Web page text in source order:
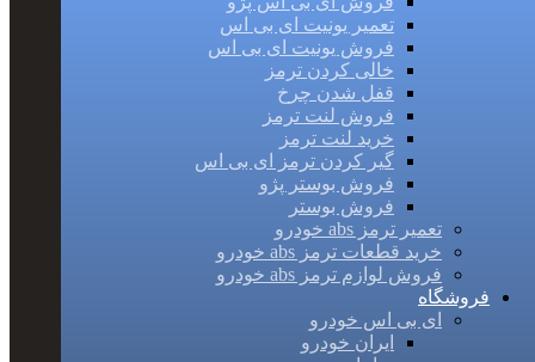
تعمیر یونیت ای بی اس
فروش یونیت ای بی اس
خالی کردن ترمز
قفل شدن چرخ
فروش لنت ترمز
خرید لنت ترمز
گیر کردن ترمز ای بی اس
فروش بوستر پژو
فروش بوستر
تعمیر ترمز abs خودرو
خرید قطعات ترمز abs خودرو
فروش لوازم ترمز abs خودرو
فروشگاه
ای بی اس خودرو
ایران خودرو